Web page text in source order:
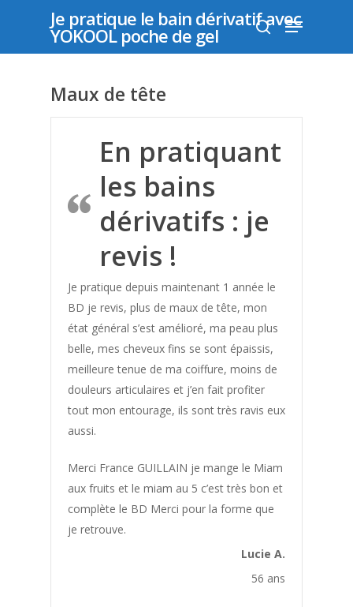
Appuyer sur "entrer" pour rechercher ou "échap"
pour fermer
Je pratique le bain dérivatif avec
YOKOOL poche de gel
Maux de tête
En pratiquant
les bains
dérivatifs : je
revis !
Je pratique depuis maintenant 1 année le
BD je revis, plus de maux de tête, mon
état général s’est amélioré, ma peau plus
belle, mes cheveux fins se sont épaissis,
meilleure tenue de ma coiffure, moins de
douleurs articulaires et j’en fait profiter
tout mon entourage, ils sont très ravis eux
aussi.
Merci France GUILLAIN je mange le Miam
aux fruits et le miam au 5 c’est très bon et
complète le BD Merci pour la forme que
je retrouve.
Lucie A.
56 ans
Déposer un
témoignage